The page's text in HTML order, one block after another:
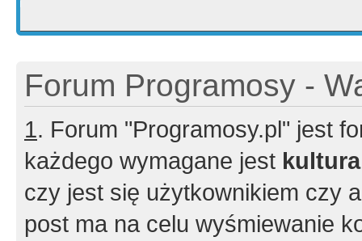
Forum Programosy -
1. Forum "Programosy.pl" jest
każdego wymagane jest
czy jest się użytkownikiem czy
post ma na celu wyśmiewanie